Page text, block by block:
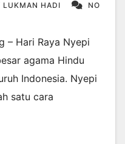
LUKMAN HADI NO
– Hari Raya Nyepi
agama Hindu
Indonesia. Nyepi
satu cara